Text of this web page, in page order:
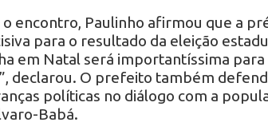
encontro, Paulinho afirmou que a
para o resultado da eleição
em Natal será importantíssima
declarou. O prefeito também
políticas no diálogo com a
Babá.